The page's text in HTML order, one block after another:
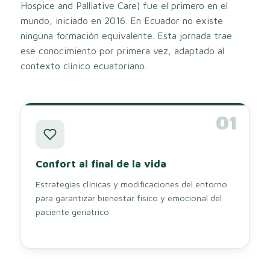
Hospice and Palliative Care) fue el primero en el
mundo, iniciado en 2016. En Ecuador no existe
ninguna formación equivalente. Esta jornada trae
ese conocimiento por primera vez, adaptado al
contexto clínico ecuatoriano.
01
Confort al final de la vida
Estrategias clínicas y modificaciones del entorno
para garantizar bienestar físico y emocional del
paciente geriátrico.